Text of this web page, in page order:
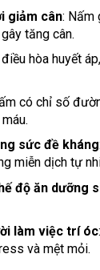
giảm cân: Nấm
tăng cân.
điều hòa huyết
có chỉ số
sức đề kháng
miễn dịch tự
độ ăn dưỡng
làm việc trí óc
và mệt mỏi.